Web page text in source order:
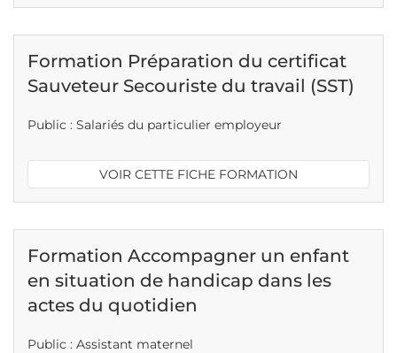
Formation Préparation du certificat
Sauveteur Secouriste du travail (SST)
Public : Salariés du particulier employeur
VOIR CETTE FICHE FORMATION
Formation Accompagner un enfant
en situation de handicap dans les
actes du quotidien
Public : Assistant maternel